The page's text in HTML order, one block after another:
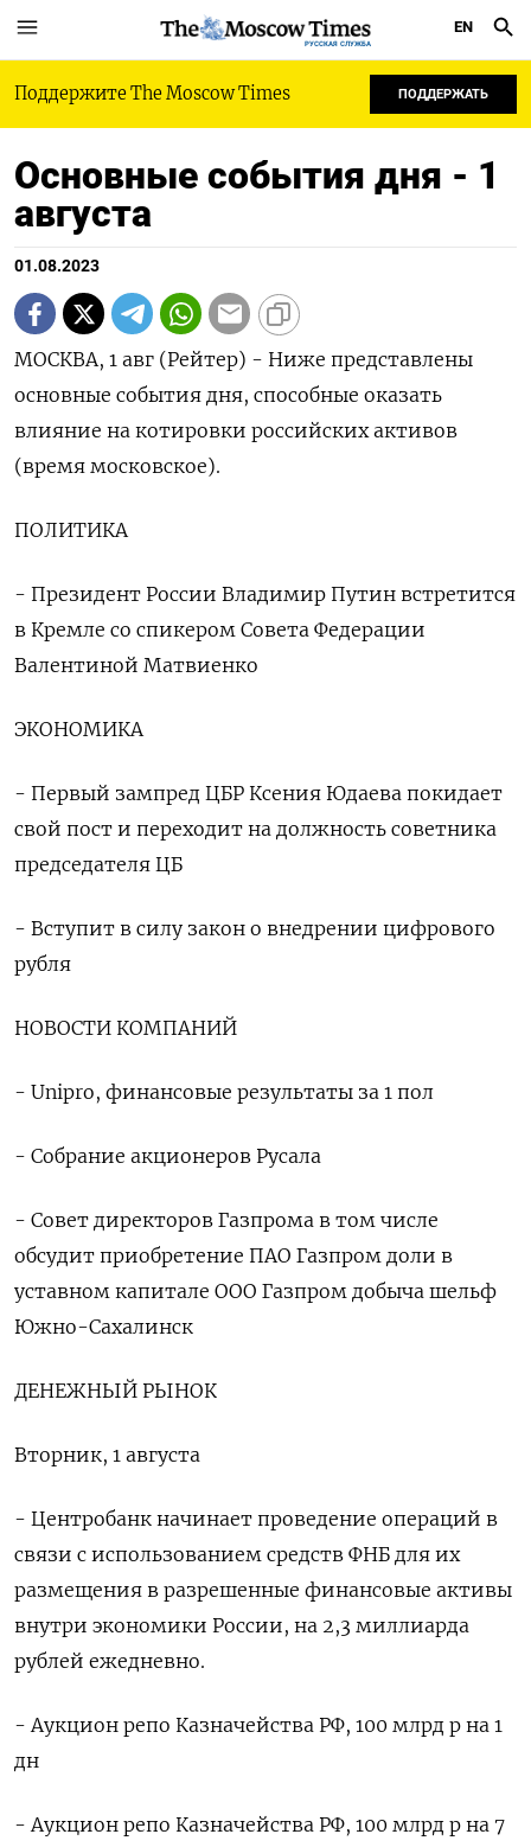
РУССКАЯ СЛУЖБА
EN
Поддержите The Moscow Times ПОДДЕРЖАТЬ
Основные события дня - 1
августа
01.08.2023
МОСКВА, 1 авг (Рейтер) - Ниже представлены
основные события дня, способные оказать
влияние на котировки российских активов
(время московское).
ПОЛИТИКА
- Президент России Владимир Путин встретится
в Кремле со спикером Совета Федерации
Валентиной Матвиенко
ЭКОНОМИКА
- Первый зампред ЦБР Ксения Юдаева покидает
свой пост и переходит на должность советника
председателя ЦБ
- Вступит в силу закон о внедрении цифрового
рубля
НОВОСТИ КОМПАНИЙ
- Unipro, финансовые результаты за 1 пол
- Собрание акционеров Русала
- Совет директоров Газпрома в том числе
обсудит приобретение ПАО Газпром доли в
уставном капитале ООО Газпром добыча шельф
Южно-Сахалинск
ДЕНЕЖНЫЙ РЫНОК
Вторник, 1 августа
- Центробанк начинает проведение операций в
связи с использованием средств ФНБ для их
размещения в разрешенные финансовые активы
внутри экономики России, на 2,3 миллиарда
рублей ежедневно.
- Аукцион репо Казначейства РФ, 100 млрд р на 1
дн
- Аукцион репо Казначейства РФ, 100 млрд р на 7